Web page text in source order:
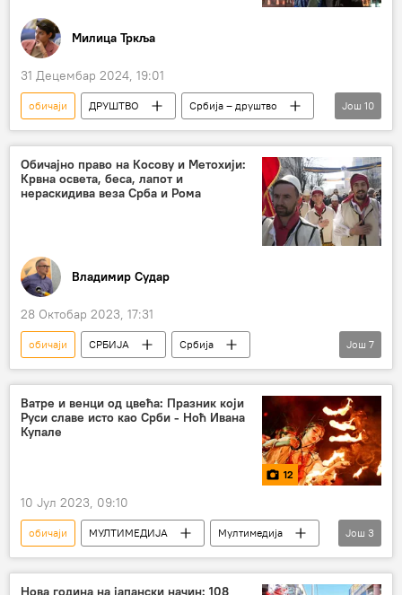
Милица Тркља
31 Децембар 2024, 19:01
обичаји ДРУШТВО
Србија – друштво
традиција
историја
Божић
Нова година
етнолог
Весна Марјановић
прошлост
Кока-Кола
Још 10
Обичајно право на Косову и Метохији:
Крвна освета, беса, лапот и
нераскидива веза Срба и Рома
Владимир Судар
28 Октобар 2023, 17:31
обичаји СРБИЈА
Србија
Србија – друштво
Косово и Метохија (КиМ)
Срби
Албанци
Роми
Горанци
Анализе и мишљења
Још 7
Ватре и венци од цвећа: Празник који
Руси славе исто као Срби - Ноћ Ивана
Купале
12
10 Јул 2023, 09:10
обичаји МУЛТИМЕДИЈА
Мултимедија
Татарстан
празник фото-галерија
Још 3
Нова година на јапански начин: 108